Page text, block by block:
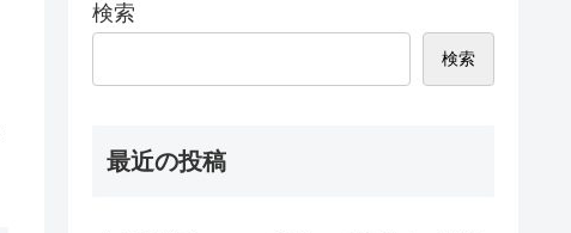
検索
検索
最近の投稿